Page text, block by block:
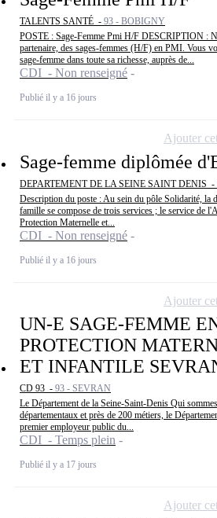
TALENTS SANTÉ - 93 - BOBIGNY
POSTE : Sage-Femme Pmi H/F DESCRIPTION :
partenaire, des sages-femmes (H/F) en PMI. Vous
sage-femme dans toute sa richesse, auprès de...
CDI - Non renseigné
Publié il y a 16 jours
Sage-femme diplômée
DEPARTEMENT DE LA SEINE SAINT DENIS -
Description du poste : Au sein du pôle Solidarité, la
famille se compose de trois services ; le service de
Protection Maternelle et...
CDI - Non renseigné
Publié il y a 16 jours
Ajouter
UN-E SAGE-FEMME
PROTECTION
ET INFANTILE
CD 93 - 93 - SEVRAN
Le Département de la Seine-Saint-Denis Qui
départementaux et près de 200 métiers, le
premier employeur public du...
CDI - Temps plein
Publié il y a 17 jours
Ajouter
Ajouter